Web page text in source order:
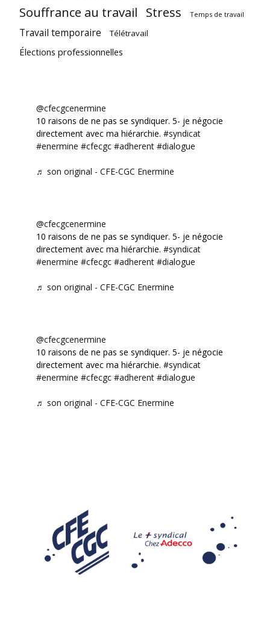
Souffrance au travail Stress Temps de travail
Travail temporaire Télétravail
Élections professionnelles
@cfecgcenermine
10 raisons de ne pas se syndiquer. 5- je négocie
directement avec ma hiérarchie. #syndicat
#enermine #cfecgc #adherent #dialogue
♬ son original - CFE-CGC Enermine
@cfecgcenermine
10 raisons de ne pas se syndiquer. 5- je négocie
directement avec ma hiérarchie. #syndicat
#enermine #cfecgc #adherent #dialogue
♬ son original - CFE-CGC Enermine
@cfecgcenermine
10 raisons de ne pas se syndiquer. 5- je négocie
directement avec ma hiérarchie. #syndicat
#enermine #cfecgc #adherent #dialogue
♬ son original - CFE-CGC Enermine